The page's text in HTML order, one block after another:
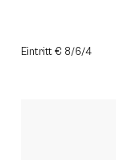
Eintritt € 8/6/4